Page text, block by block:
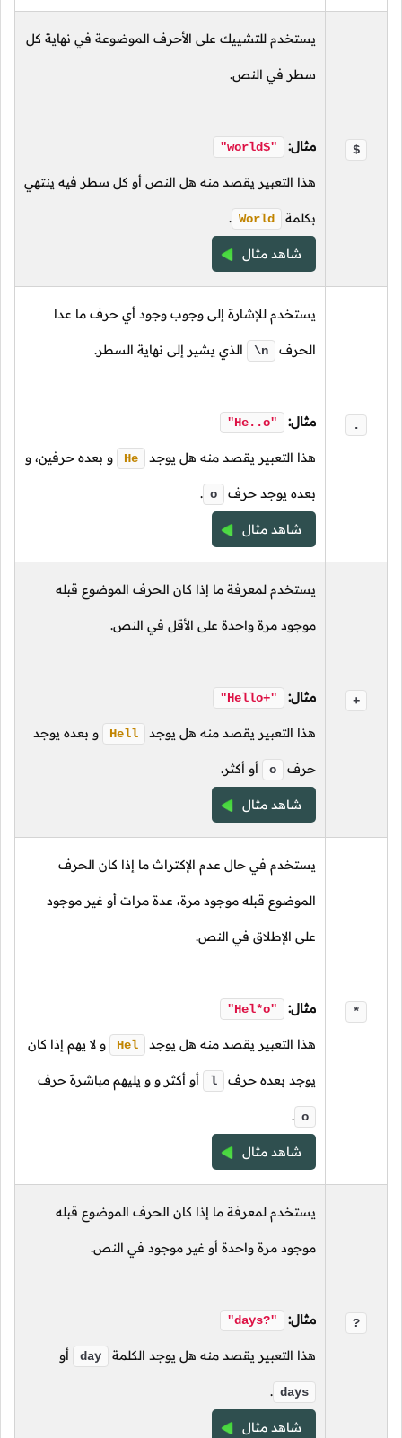
$
يستخدم للتشييك على الأحرف الموضوعة في نهاية كل
سطر في النص.
مثال: "world$"
هذا التعبير يقصد منه هل النص أو كل سطر فيه ينتهي
بكلمة World
.
شاهد مثال
.
يستخدم للإشارة إلى وجوب وجود أي حرف ما عدا
الحرف \n الذي يشير إلى نهاية السطر.
مثال: "He..o"
هذا التعبير يقصد منه هل يوجد He و بعده حرفين، و
بعده يوجد حرف o
.
شاهد مثال
+
يستخدم لمعرفة ما إذا كان الحرف الموضوع قبله
موجود مرة واحدة على الأقل في النص.
مثال: "Hello+"
هذا التعبير يقصد منه هل يوجد Hell و بعده يوجد
حرف o أو أكثر.
شاهد مثال
*
يستخدم في حال عدم الإكتراث ما إذا كان الحرف
الموضوع قبله موجود مرة، عدة مرات أو غير موجود
على الإطلاق في النص.
مثال: "Hel*o"
هذا التعبير يقصد منه هل يوجد Hel و لا يهم إذا كان
يوجد بعده حرف l أو أكثر و و يليهم مباشرةً حرف
o
.
شاهد مثال
?
يستخدم لمعرفة ما إذا كان الحرف الموضوع قبله
موجود مرة واحدة أو غير موجود في النص.
مثال: "days?"
هذا التعبير يقصد منه هل يوجد الكلمة day أو
days
.
شاهد مثال